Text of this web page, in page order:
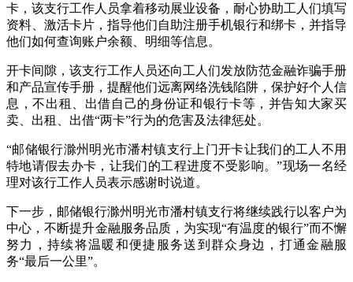
卡，该支行工作人员拿着移动展业设备，耐心协助工人们填写
资料、激活卡片，指导他们自助注册手机银行和绑卡，并指导
他们如何查询账户余额、明细等信息。
开卡间隙，该支行工作人员还向工人们发放防范金融诈骗手册
和产品宣传手册，提醒他们远离网络洗钱陷阱，保护好个人信
息，不出租、出借自己的身份证和银行卡等，并告知大家买
卖、出租、出借“两卡”行为的危害及法律惩处。
“邮储银行滁州明光市潘村镇支行上门开卡让我们的工人不用
特地请假去办卡，让我们的工程进度不受影响。”现场一名经
理对该行工作人员表示感谢时说道。
下一步，邮储银行滁州明光市潘村镇支行将继续践行以客户为
中心，不断提升金融服务品质，为实现“有温度的银行”而不懈
努力，持续将温暖和便捷服务送到群众身边，打通金融服
务“最后一公里”。